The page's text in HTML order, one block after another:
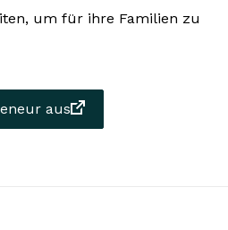
um für ihre Familien zu
aus